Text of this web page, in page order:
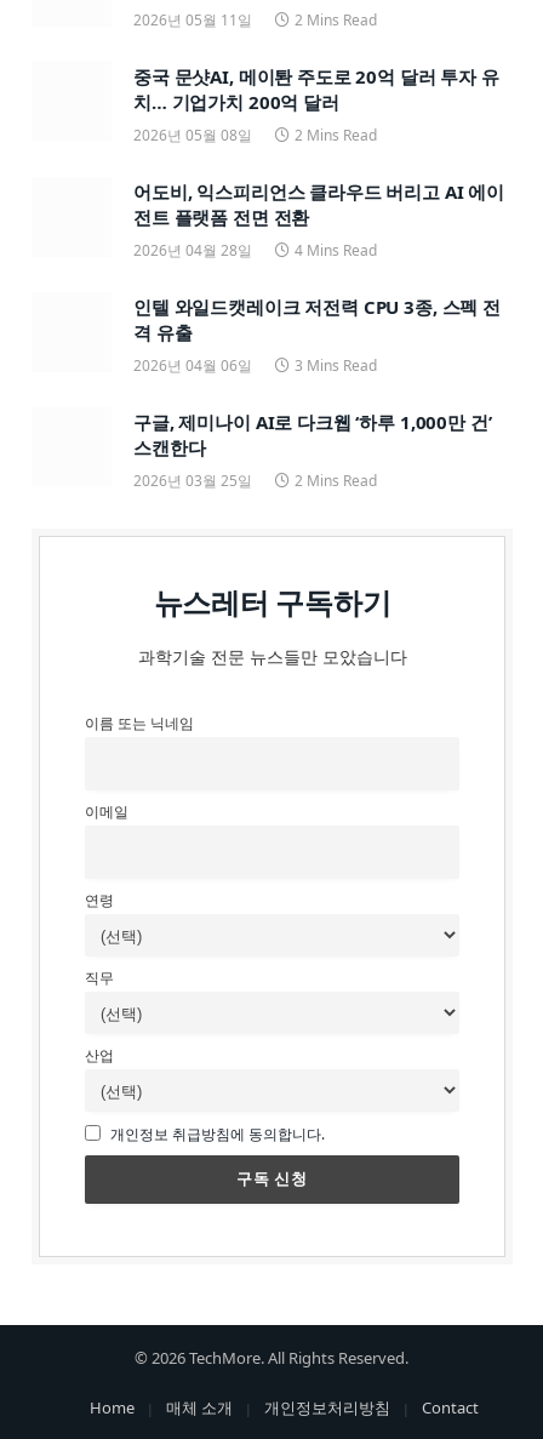
2026년 05월 11일 2 Mins Read
중국 문샷AI, 메이퇀 주도로 20억 달러 투자 유
치… 기업가치 200억 달러
2026년 05월 08일 2 Mins Read
어도비, 익스피리언스 클라우드 버리고 AI 에이
전트 플랫폼 전면 전환
2026년 04월 28일 4 Mins Read
인텔 와일드캣레이크 저전력 CPU 3종, 스펙 전
격 유출
2026년 04월 06일 3 Mins Read
구글, 제미나이 AI로 다크웹 ‘하루 1,000만 건’
스캔한다
2026년 03월 25일 2 Mins Read
뉴스레터 구독하기
과학기술 전문 뉴스들만 모았습니다
이름 또는 닉네임
이메일
연령
직무
산업
개인정보 취급방침에 동의합니다.
© 2026 TechMore. All Rights Reserved.
Home 매체 소개 개인정보처리방침 Contact